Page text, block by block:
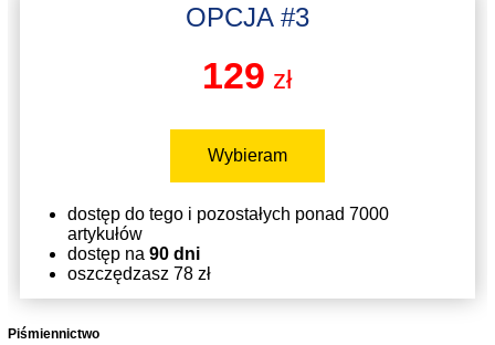
OPCJA #3
129 zł
Wybieram
dostęp do tego i pozostałych ponad 7000
artykułów
dostęp na 90 dni
oszczędzasz 78 zł
Piśmiennictwo